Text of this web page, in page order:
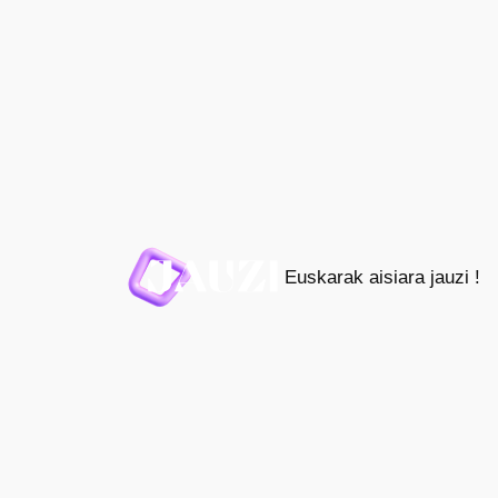
Euskarak aisiara jauzi !